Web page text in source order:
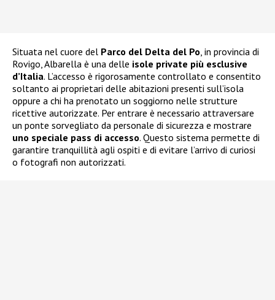
Situata nel cuore del Parco del Delta del Po , in provincia di
Rovigo, Albarella è una delle isole private più esclusive
d’Italia. L’accesso è rigorosamente controllato e consentito
soltanto ai proprietari delle abitazioni presenti sull’isola
oppure a chi ha prenotato un soggiorno nelle strutture
ricettive autorizzate. Per entrare è necessario attraversare
un ponte sorvegliato da personale di sicurezza e mostrare
uno speciale pass di accesso. Questo sistema permette di
garantire tranquillità agli ospiti e di evitare l’arrivo di curiosi
o fotografi non autorizzati.